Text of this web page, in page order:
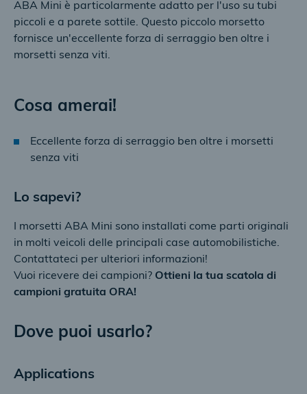
ABA Mini è particolarmente adatto per l'uso su tubi
piccoli e a parete sottile. Questo piccolo morsetto
fornisce un'eccellente forza di serraggio ben oltre i
morsetti senza viti.
Cosa amerai!
Eccellente forza di serraggio ben oltre i morsetti
senza viti
Lo sapevi?
I morsetti ABA Mini sono installati come parti originali
in molti veicoli delle principali case automobilistiche.
Contattateci per ulteriori informazioni!
Vuoi ricevere dei campioni? Ottieni la tua scatola di
campioni gratuita ORA!
Dove puoi usarlo?
Applications